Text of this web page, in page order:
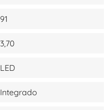
91
3,70
LED
Integrado